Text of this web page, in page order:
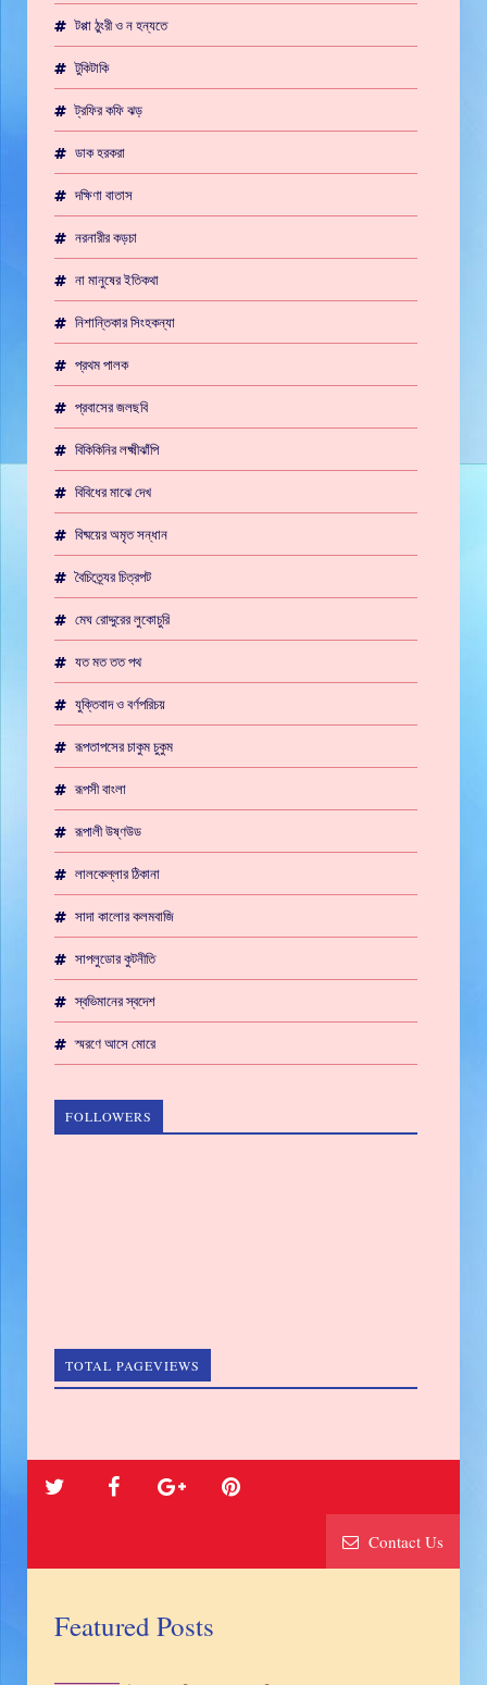
টপ্পা ঠুংরী ও ন হন্যতে
টুকিটাকি
ট্রফির কফি ঝড়
ডাক হরকরা
দক্ষিণা বাতাস
নরনারীর কড়চা
না মানুষের ইতিকথা
নিশান্তিকার সিংহকন্যা
প্রথম পালক
প্রবাসের জলছবি
বিকিকিনির লক্ষ্মীঝাঁপি
বিবিধের মাঝে দেখ
বিষ্ময়ের অমৃত সন্ধান
বৈচিত্র্যের চিত্রপট
মেঘ রোদ্দুরের লুকোচুরি
যত মত তত পথ
যুক্তিবাদ ও বর্ণপরিচয়
রূপতাপসের চাকুম চুকুম
রূপসী বাংলা
রূপালী উষ্ণউড
লালকেল্লার ঠিকানা
সাদা কালোর কলমবাজি
সাপলুডোর কুটনীতি
স্বভিমানের স্বদেশ
স্মরণে আসে মোরে
FOLLOWERS
TOTAL PAGEVIEWS
Contact Us
Featured Posts